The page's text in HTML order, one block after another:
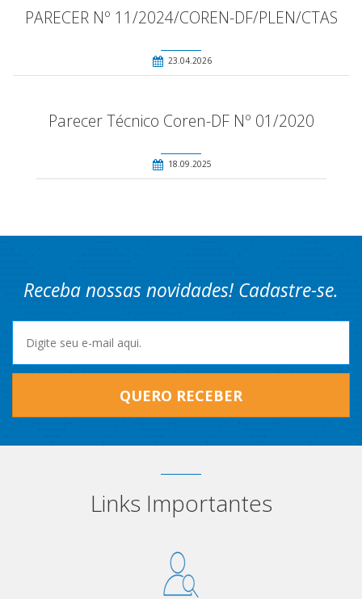
PARECER Nº 11/2024/COREN-DF/PLEN/CTAS
23.04.2026
Parecer Técnico Coren-DF Nº 01/2020
18.09.2025
Receba nossas novidades! Cadastre-se.
QUERO RECEBER
Links Importantes